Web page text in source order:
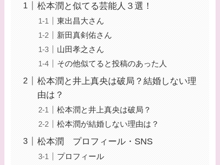
松本潤と似てる芸能人３選！
東出昌大さん
新田真剣佑さん
山田孝之さん
その他似てると投稿のあった人
松本潤と井上真央は破局？結婚しない理
由は？
松本潤と井上真央は破局？
松本潤が結婚しない理由は？
松本潤 プロフィール・SNS
プロフィール